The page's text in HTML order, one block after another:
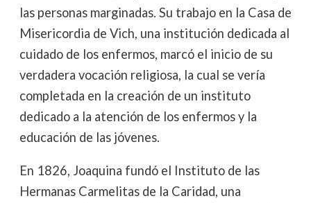
las personas marginadas. Su trabajo en la Casa de
Misericordia de Vich, una institución dedicada al
cuidado de los enfermos, marcó el inicio de su
verdadera vocación religiosa, la cual se vería
completada en la creación de un instituto
dedicado a la atención de los enfermos y la
educación de las jóvenes.
En 1826, Joaquina fundó el Instituto de las
Hermanas Carmelitas de la Caridad, una